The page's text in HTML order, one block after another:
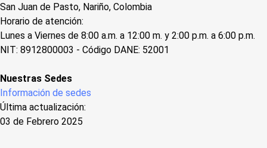
San Juan de Pasto, Nariño, Colombia
Horario de atención:
Lunes a Viernes de 8:00 a.m. a 12:00 m. y 2:00 p.m. a 6:00 p.m.
NIT: 8912800003 - Código DANE: 52001
Nuestras Sedes
Información de sedes
Última actualización:
03 de Febrero 2025